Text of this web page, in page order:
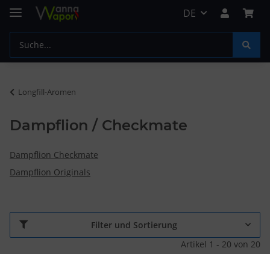
DE
Longfill-Aromen
Dampflion / Checkmate
Dampflion Checkmate
Dampflion Originals
Filter und Sortierung
Artikel 1 - 20 von 20